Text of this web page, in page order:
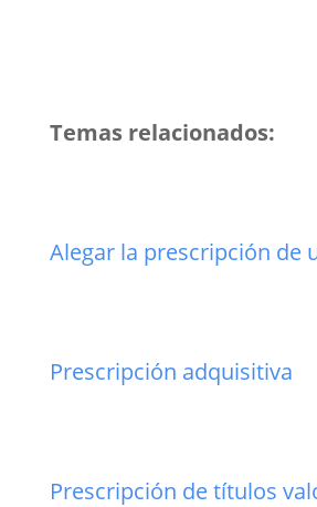
Temas relacionados:
Alegar la prescripción de
Prescripción adquisitiva
Prescripción de títulos